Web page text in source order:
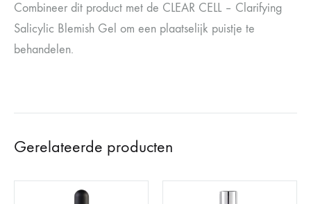
Combineer dit product met de CLEAR CELL – Clarifying
Salicylic Blemish Gel om een plaatselijk puistje te
behandelen.
Gerelateerde producten